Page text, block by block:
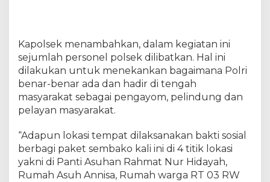
Kapolsek menambahkan, dalam kegiatan ini
sejumlah personel polsek dilibatkan. Hal ini
dilakukan untuk menekankan bagaimana Polri
benar-benar ada dan hadir di tengah
masyarakat sebagai pengayom, pelindung dan
pelayan masyarakat.
“Adapun lokasi tempat dilaksanakan bakti sosial
berbagi paket sembako kali ini di 4 titik lokasi
yakni di Panti Asuhan Rahmat Nur Hidayah,
Rumah Asuh Annisa, Rumah warga RT 03 RW